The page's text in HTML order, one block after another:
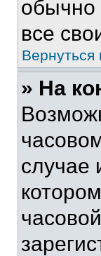
обычно
все
Вернуться
» На
случае